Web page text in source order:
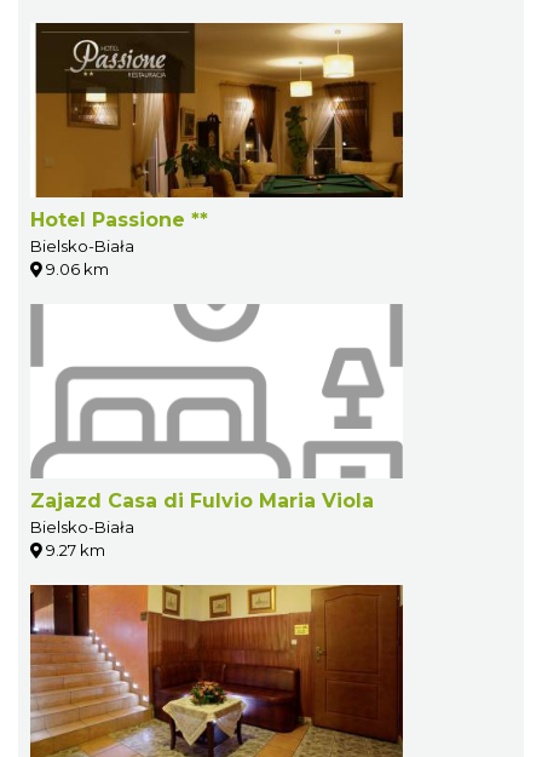
Hotel Passione **
Bielsko-Biała
9.06 km
Zajazd Casa di Fulvio Maria Viola
Bielsko-Biała
9.27 km